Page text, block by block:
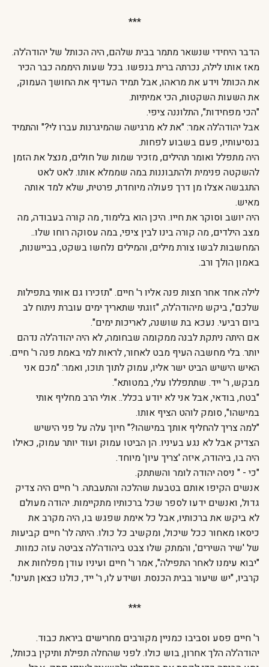
***
הדבר היחידי שנשאר מתמר בבית שלהם, היה הכותל של יהודה'לה.
מאז אותו לילה, נכרתה ברית בנפשו. בכל שעות היממה כבר הכיר
את הכותל וידע את מראהו, אבל תמיד העדיף את החושך העמוק,
את השעות השקטות, הכי אמיתיות.
"הכי מפחידות", התלוננה ציפי.
אבל יהודה'לה אמר: "את לא מרגישה שהמיגרנות עברו לי?" והתמיד
בנסיעותיו, פעם בשבוע לפחות.
היה מתפלל ואומר תהילים, מזכיר שמות של חולים, מנצל את הזמן
להשקטה פנימית ולהתבוננות במה שממלא אותו. לאט לאט
התגבשה אצלו מן דרך פעולה מיוחדת, פרטית, שלא למד אותה
מאיש.
היה יושב וסוקר את חייו. היכן הוא בלימוד, מה קורה בעבודה, מה
מצב הילדים, מה קורה בינו לבין ציפי, במה עסוקה רוחו שלו..
המחשבות לבשו צורת מילים, והמילים נלחשו בשקט, בביישנות,
באמון הולך ורב.
לילה אחד אחר חצות פנה אליו ר' חיים. "תזכירו גם אותי בתפילות
שלכם", ביקש מיהודה'לה, "זוגתי שתאריך ימים עוברת ניתוח לב
ביום רביעי. נעכא בת שושנה, לאריכות ימים".
אם היתה ניתקת לבנה ממקומה שבחומה, לא היה יהודה'לה נדהם
יותר. בלי מחשבה העיף מבט לאחור, לראות למי באמת פנה ר' חיים.
האיש הישיש הביט ישר אליו, עמוק לתוך תוכו, ואמר: "מכם אני
מבקש, ר' ייד. שתתפללו עלי, במטותא".
"בטח, בודאי, אבל אני לא יודע בכלל.. אולי הרב מחליף אותי
במישהו", סומק לוהט הציף אותו.
"למה צריך להחליף אותך במישהו?" חיוך עלה על פני הישיש
הצדיק אבל לא נגע בעיניו. הן הביטו עמוק ועוד יותר עמוק, כאילו
היה בו, ביהודה, איזה 'צריך עיון' מיוחד.
"כי - " ניסה יהודה לומר והשתתק.
אנשים הקיפו אותם בטבעת שהלכה והתעבתה. ר' חיים היה צדיק
גדול, ואנשים ידעו לספר שכל ברכותיו מתקיימות. יהודה מעולם
לא ביקש את ברכותיו, אבל כל אימת שפגש בו, היה מקרב את
כיסאו מאחור ככל שיכול, ומקשיב כל כולו. היתה לר' חיים קביעות
של 'שיר השירים', והמתק שלו צבט ביהודה'לה צביטה עזה כמוות.
"יבוא עימנו לאחר התפילה", אמר ר' חיים ועיניו עודן מפלחות את
קרביו, "יש שיעור בבית הכנסת. ושידע לו, ר' ייד, כולנו כצאן תעינו".
***
ר' חיים פסע וסביבו כמניין מקורבים מחרישים ביראת כבוד.
יהודה'לה הלך אחרון, בוש כולו. לפני שהחלה תפילת ותיקין בכותל,